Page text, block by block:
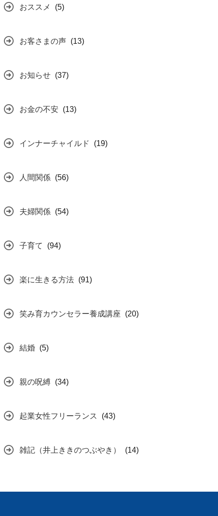
おススメ (5)
お客さまの声 (13)
お知らせ (37)
お金の不安 (13)
インナーチャイルド (19)
人間関係 (56)
夫婦関係 (54)
子育て (94)
楽に生きる方法 (91)
笑み育カウンセラー養成講座 (20)
結婚 (5)
親の呪縛 (34)
起業女性フリーランス (43)
雑記（井上ききのつぶやき） (14)